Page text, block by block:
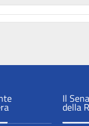
Il
della